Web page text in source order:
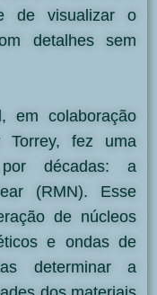
de visualizar o
detalhes sem
em colaboração
fez uma
décadas: a
(RMN). Esse
de núcleos
e ondas de
determinar a